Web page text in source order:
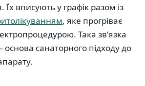
вписують у графік разом із
, яке прогріває
Така зв’язка
санаторного підходу до